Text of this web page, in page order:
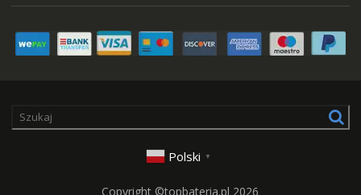
Polski ▼
Copyright ©topbateria.pl 2026